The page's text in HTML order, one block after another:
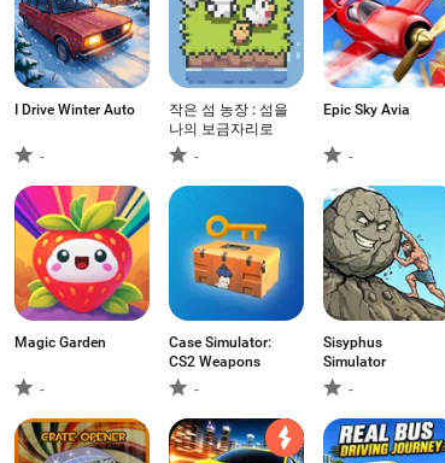
I Drive Winter Auto
-
작은 섬 농장 : 섬을
나의 보금자리로
-
Epic Sky Avia
-
Magic Garden
-
Case Simulator:
CS2 Weapons
-
Sisyphus
Simulator
-